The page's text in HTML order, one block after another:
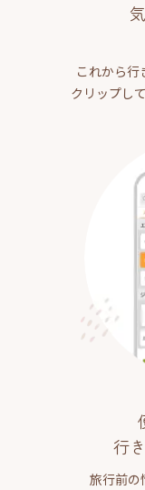
これから行
クリップし
行
旅行前の